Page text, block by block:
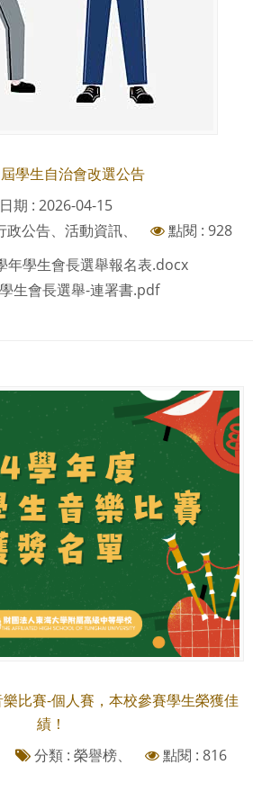
學生自治會改選公告
期 : 2026-04-15
公告、活動資訊、
點閱 : 928
年學生會長選舉報名表.docx
生會長選舉-連署書.pdf
比賽-個人賽，本校參賽學生榮獲佳
績！
分類 : 榮譽榜、 點閱 : 816